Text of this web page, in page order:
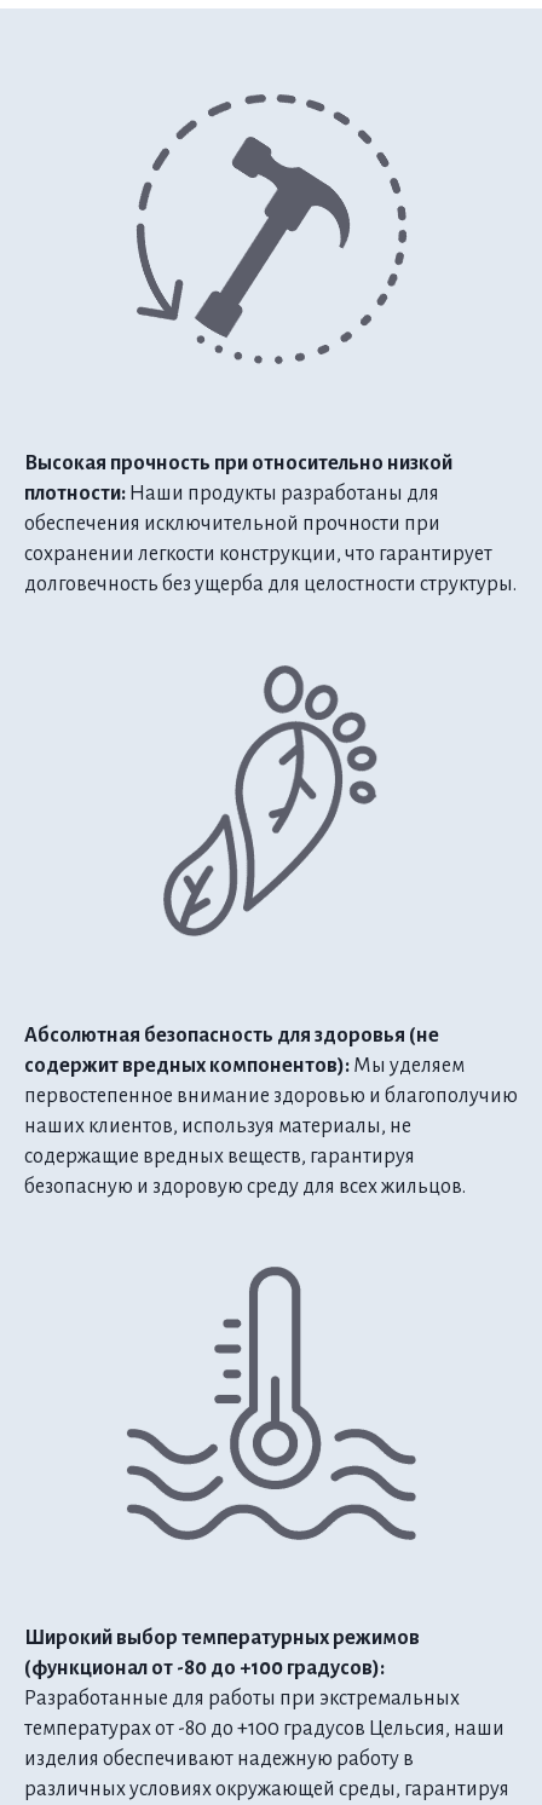
Высокая прочность при относительно низкой
плотности: Наши продукты разработаны для
обеспечения исключительной прочности при
сохранении легкости конструкции, что гарантирует
долговечность без ущерба для целостности структуры.
Абсолютная безопасность для здоровья (не
содержит вредных компонентов): Мы уделяем
первостепенное внимание здоровью и благополучию
наших клиентов, используя материалы, не
содержащие вредных веществ, гарантируя
безопасную и здоровую среду для всех жильцов.
Широкий выбор температурных режимов
(функционал от -80 до +100 градусов):
Разработанные для работы при экстремальных
температурах от -80 до +100 градусов Цельсия, наши
изделия обеспечивают надежную работу в
различных условиях окружающей среды, гарантируя